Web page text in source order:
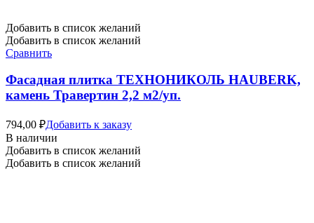
Добавить в список желаний
Добавить в список желаний
Сравнить
Фасадная плитка ТЕХНОНИКОЛЬ HAUBERK,
камень Травертин 2,2 м2/уп.
794,00 ₽Добавить к заказу
В наличии
Добавить в список желаний
Добавить в список желаний